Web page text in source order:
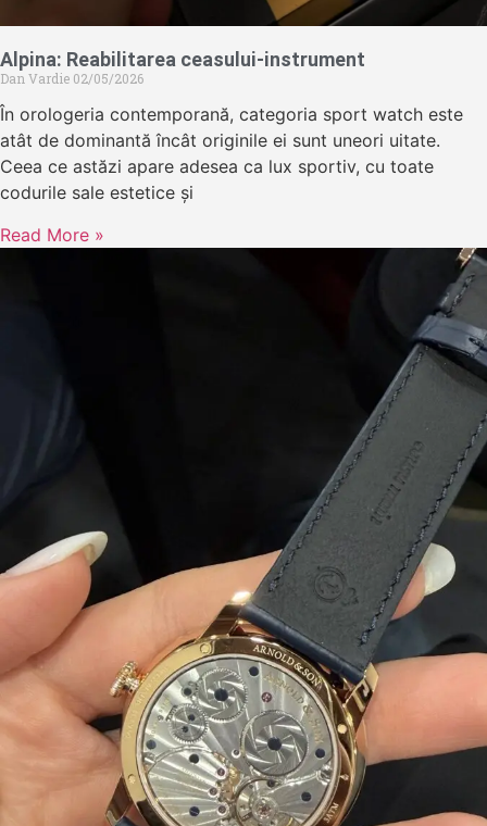
Alpina: Reabilitarea ceasului-instrument
Dan Vardie 02/05/2026
În orologeria contemporană, categoria sport watch este
atât de dominantă încât originile ei sunt uneori uitate.
Ceea ce astăzi apare adesea ca lux sportiv, cu toate
codurile sale estetice și
Read More »